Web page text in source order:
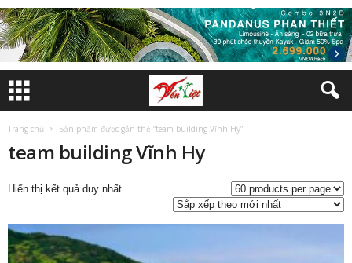
Trang chủ Sản phẩm được gắn thẻ “team building Vĩnh Hy”
team building Vĩnh Hy
Hiển thị kết quả duy nhất